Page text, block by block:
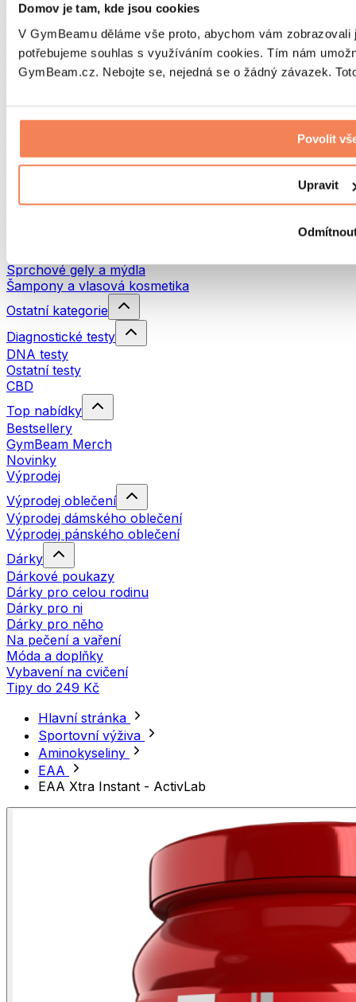
Domov je tam, kde jsou cookies
V GymBeamu děláme vše proto, abychom vám
potřebujeme souhlas s využíváním cookies. Tím nám
GymBeam.cz. Nebojte se, nejedná se o žádný závazek.
Povolit
Upravit
Běh
Bojové sporty
Cyklistika
Jóga a pilates
Otužování
Turistika
Red Light Therapy
Vodní filtry a konvice
Sprchové gely a mýdla
Šampony a vlasová kosmetika
Ostatní kategorie
Diagnostické testy
DNA testy
Ostatní testy
CBD
Top nabídky
Bestsellery
GymBeam Merch
Novinky
Výprodej
Výprodej oblečení
Výprodej dámského oblečení
Výprodej pánského oblečení
Dárky
Dárkové poukazy
Dárky pro celou rodinu
Dárky pro ni
Dárky pro něho
Na pečení a vaření
Móda a doplňky
Vybavení na cvičení
Tipy do 249 Kč
Hlavní stránka
Sportovní výživa
Aminokyseliny
EAA
EAA Xtra Instant - ActivLab